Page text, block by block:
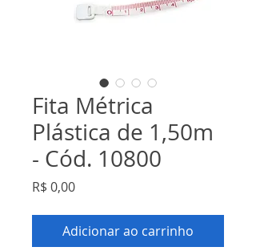
Fita Métrica
Plástica de 1,50m
- Cód. 10800
R$ 0,00Preço
Adicionar ao carrinho